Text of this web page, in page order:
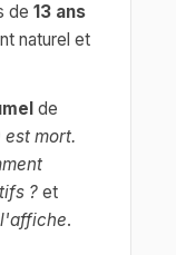
de 13 ans
naturel et
de
est mort.
? et
l'affiche.